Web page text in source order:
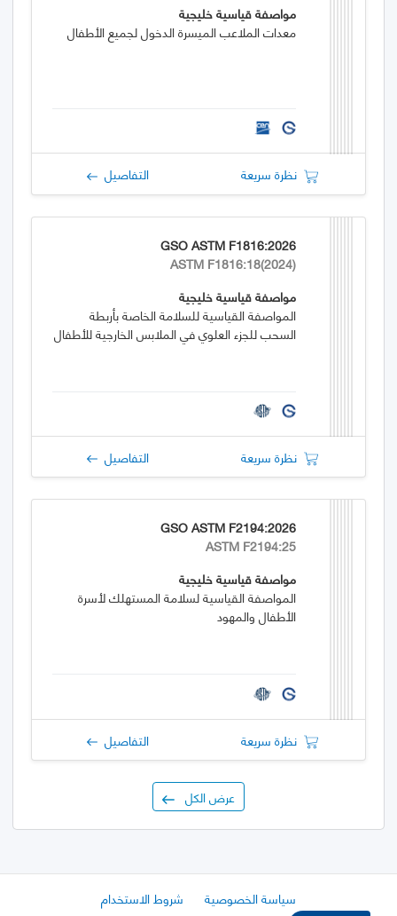
مواصفة قياسية خليجية
معدات الملاعب الميسرة الدخول لجميع الأطفال
نظرة سريعة التفاصيل
GSO ASTM F1816:2026
ASTM F1816:18(2024)
مواصفة قياسية خليجية
المواصفة القياسية للسلامة الخاصة بأربطة
السحب للجزء العلوي في الملابس الخارجية للأطفال
نظرة سريعة التفاصيل
GSO ASTM F2194:2026
ASTM F2194:25
مواصفة قياسية خليجية
المواصفة القياسية لسلامة المستهلك لأسرة
الأطفال والمهود
نظرة سريعة التفاصيل
عرض الكل
سياسة الخصوصية شروط الاستخدام